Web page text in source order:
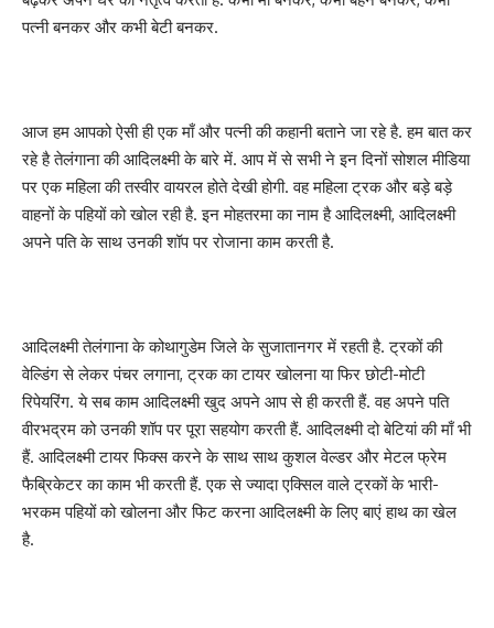
पत्नी बनकर और कभी बेटी बनकर.
आज हम आपको ऐसी ही एक माँ और पत्नी की कहानी बताने जा रहे है. हम बात कर
रहे है तेलंगाना की आदिलक्ष्मी के बारे में. आप में से सभी ने इन दिनों सोशल मीडिया
पर एक महिला की तस्वीर वायरल होते देखी होगी. वह महिला ट्रक और बड़े बड़े
वाहनों के पहियों को खोल रही है. इन मोहतरमा का नाम है आदिलक्ष्मी, आदिलक्ष्मी
अपने पति के साथ उनकी शॉप पर रोजाना काम करती है.
आदिलक्ष्मी तेलंगाना के कोथागुडेम जिले के सुजातानगर में रहती है. ट्रकों की
वेल्डिंग से लेकर पंचर लगाना, ट्रक का टायर खोलना या फिर छोटी-मोटी
रिपेयरिंग. ये सब काम आदिलक्ष्मी खुद अपने आप से ही करती हैं. वह अपने पति
वीरभद्रम को उनकी शॉप पर पूरा सहयोग करती हैं. आदिलक्ष्मी दो बेटियां की माँ भी
हैं. आदिलक्ष्मी टायर फिक्स करने के साथ साथ कुशल वेल्डर और मेटल फ्रेम
फैब्रिकेटर का काम भी करती हैं. एक से ज्यादा एक्सिल वाले ट्रकों के भारी-
भरकम पहियों को खोलना और फिट करना आदिलक्ष्मी के लिए बाएं हाथ का खेल
है.